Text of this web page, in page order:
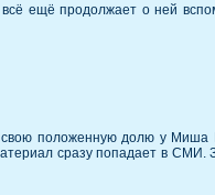
ещё продолжает о ней
свою положенную долю у
сразу попадает в